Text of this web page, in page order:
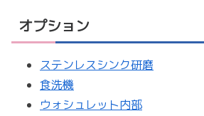
オプション
ステンレスシンク研磨
食洗機
ウォシュレット内部